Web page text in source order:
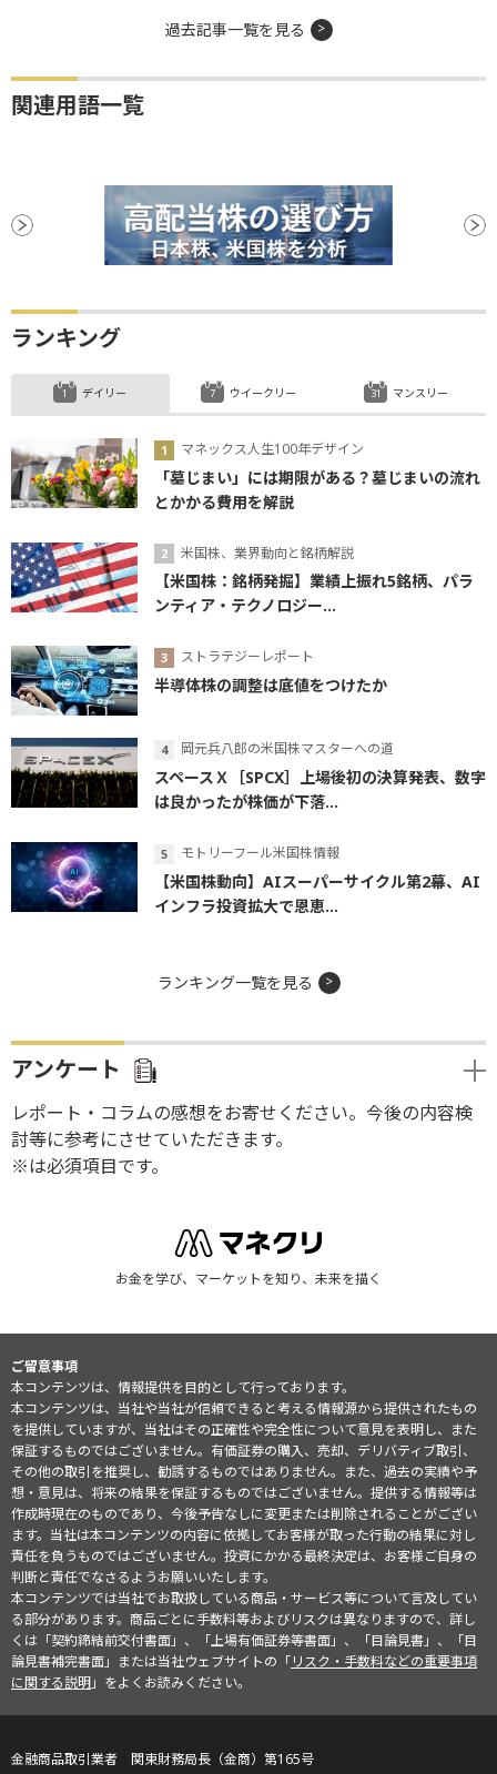
過去記事一覧を見る
関連用語一覧
ランキング
デイリー
マネックス人生100年デザイン
「墓じまい」には期限がある？墓じまいの流れ
とかかる費用を解説
米国株、業界動向と銘柄解説
【米国株：銘柄発掘】業績上振れ5銘柄、パラ
ンティア・テクノロジー...
ストラテジーレポート
半導体株の調整は底値をつけたか
岡元兵八郎の米国株マスターへの道
スペースＸ［SPCX］上場後初の決算発表、数字
は良かったが株価が下落...
モトリーフール米国株情報
【米国株動向】AIスーパーサイクル第2幕、AI
インフラ投資拡大で恩恵...
ウイークリー マンスリー
ランキング一覧を見る
アンケート
レポート・コラムの感想をお寄せください。今後の内容検
討等に参考にさせていただきます。
※は必須項目です。
お金を学び、マーケットを知り、未来を描く
ご留意事項
本コンテンツは、情報提供を目的として行っております。
本コンテンツは、当社や当社が信頼できると考える情報源から提供されたもの
を提供していますが、当社はその正確性や完全性について意見を表明し、また
保証するものではございません。有価証券の購入、売却、デリバティブ取引、
その他の取引を推奨し、勧誘するものではありません。また、過去の実績や予
想・意見は、将来の結果を保証するものではございません。提供する情報等は
作成時現在のものであり、今後予告なしに変更または削除されることがござい
ます。当社は本コンテンツの内容に依拠してお客様が取った行動の結果に対し
責任を負うものではございません。投資にかかる最終決定は、お客様ご自身の
判断と責任でなさるようお願いいたします。
本コンテンツでは当社でお取扱している商品・サービス等について言及してい
る部分があります。商品ごとに手数料等およびリスクは異なりますので、詳し
くは「契約締結前交付書面」、「上場有価証券等書面」、「目論見書」、「目
論見書補完書面」または当社ウェブサイトの「リスク・手数料などの重要事項
に関する説明」をよくお読みください。
金融商品取引業者 関東財務局長（金商）第165号